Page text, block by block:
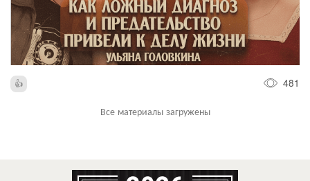
481
Все материалы загружены